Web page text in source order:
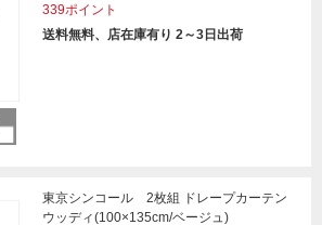
339ポイント
送料無料、店在庫有り 2～3日出荷
東京シンコール 2枚組 ドレープカーテン
ウッディ(100×135cm/ベージュ)